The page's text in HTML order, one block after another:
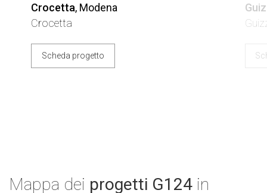
Crocetta, Modena
Crocetta
Scheda progetto
Mappa dei progetti G124 in